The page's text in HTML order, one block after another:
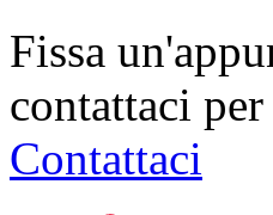
Fissa
contattaci
Contattaci